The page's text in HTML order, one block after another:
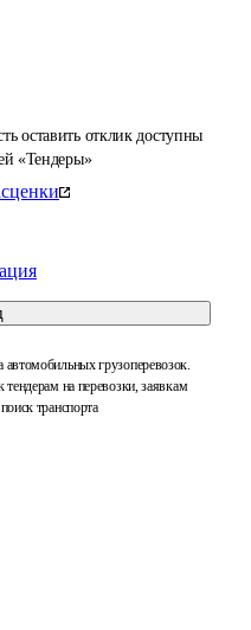
оставить отклик доступны
«Тендеры»
грузоперевозок.
тендерам на перевозки, заявкам
транспорта